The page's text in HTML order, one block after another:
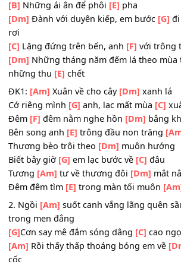
1. Dìu[Am] em đến đem cho đời
[G]Tim ta say đắm đã yêu[C]em
Dòng tháng năm đó đã cho tình
[B] Những ái ân để phôi[E]pha
[Dm]
Đành với duyên kiếp, em bước
[C]Lặng đứng trên bến, anh [F]với
[Dm]Những tháng năm đếm lá theo
những thu[E]chết
ĐK1:[Am]Xuân về cho cây[Dm]xanh
Cớ riêng mình[G]anh, lạc mất mùa
Đêm[F]đêm nằm nghe hồn[Dm]
Bên song anh[E] trông đầu non
Thương bèo trôi theo[Dm]muôn
Biết bây giờ[G]em lạc bước về
Tương[Am]tư về thương đôi[Dm]
Đêm đêm tìm [E] trong màn tối muôn